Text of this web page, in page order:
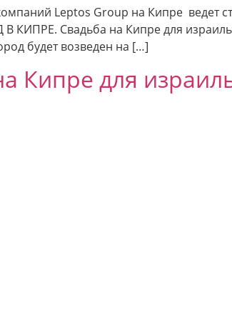
Leptos Group на Кипре ведет
КИПРЕ. Свадьба на Кипре для
будет возведен на […]
для